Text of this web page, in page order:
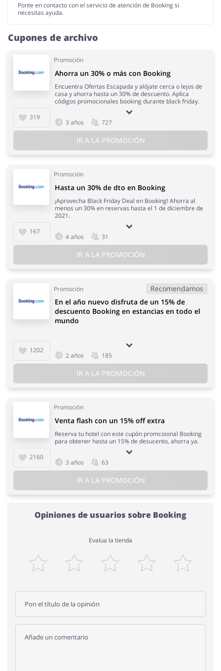
Ponte en contacto con el servicio de atención de Booking si
necesitas ayuda.
Cupones de archivo
Promoción
319
Ahorra un 30% o más con Booking
Encuentra Ofertas Escapada y alójate cerca o lejos de
casa y ahorra hasta un 30% de descuento. Aplica
códigos promocionales booking durante black friday.
3 años 727
IR A LA PROMOCIÓN
Promoción
167
Hasta un 30% de dto en Booking
¡Aprovecha Black Friday Deal en Booking! Ahorra al
menos un 30% en reservas hasta el 1 de diciembre de
2021.
4 años 31
IR A LA PROMOCIÓN
Promoción Recomendamos
1202
En el año nuevo disfruta de un 15% de
descuento Booking en estancias en todo el
mundo
2 años 185
IR A LA PROMOCIÓN
Promoción
2160
Venta flash con un 15% off extra
Reserva tu hotel con este cupón promcoional Booking
para obtener hasta un 15% de desucento, ahorra ya.
3 años 63
IR A LA PROMOCIÓN
Opiniones de usuarios sobre Booking
Evalua la tienda